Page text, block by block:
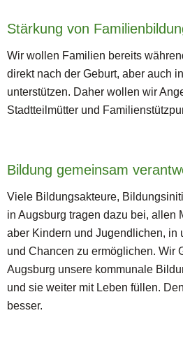
Stärkung von
Wir wollen Familien bereits
direkt nach der Geburt, aber auch
unterstützen. Daher wollen wir
Stadtteilmütter und
Bildung gemeinsam
Viele Bildungsakteure,
in Augsburg tragen dazu bei, allen
aber Kindern und Jugendlichen, in
und Chancen zu ermöglichen. Wir
Augsburg unsere kommunale
und sie weiter mit Leben füllen.
besser.